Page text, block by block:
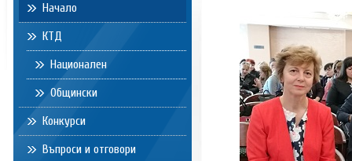
Начало
КТД
Национален
Общински
Конкурси
Въпроси и отговори